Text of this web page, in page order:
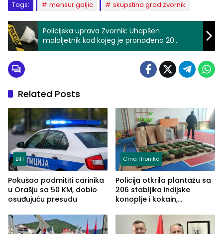
Tags: mensur galjic skupstina grad zvornik
Policijska uprava Zvornik: Uhapšen
maloljetnik kod kojeg je pronađeno 20
grama kokaina
Related Posts
BiH
Pokušao podmititi carinika
u Orašju sa 50 KM, dobio
osuđujuću presudu
Crna Hronika
Policija otkrila plantažu sa
206 stabljika indijske
konoplje i kokain,
(FOTO)